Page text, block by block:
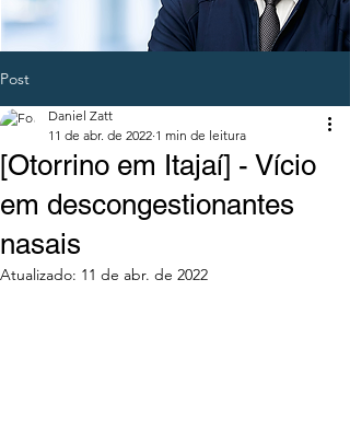
Post
[Otorrino em Itajaí] - Vício
em descongestionantes
nasais
Daniel Zatt
11 de abr. de 2022 1 min de leitura
Atualizado: 11 de abr. de 2022